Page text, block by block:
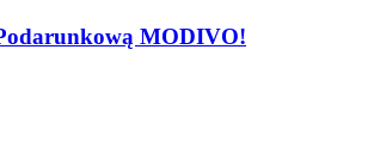
MODIVO!